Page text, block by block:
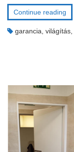
Continue reading
garancia világítás